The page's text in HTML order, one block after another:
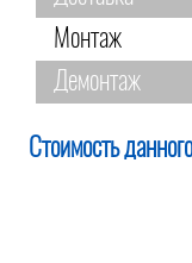
Монтаж
Демонтаж
Стоимость